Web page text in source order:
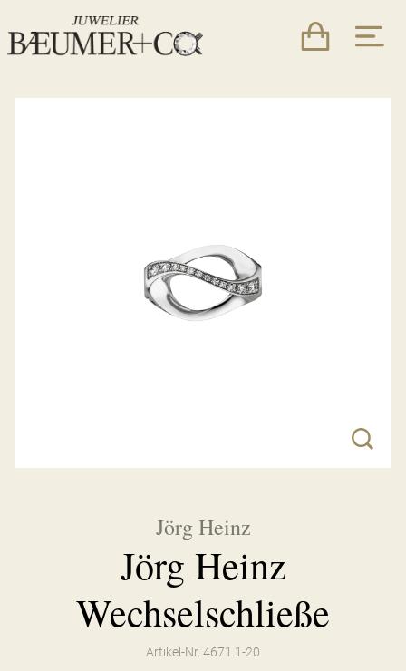
Jörg Heinz
Jörg Heinz
Wechselschließe
Artikel-Nr. 4671.1-20